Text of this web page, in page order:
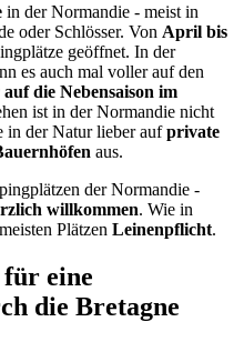
in der Normandie - meist in
oder Schlösser. Von April bis
geöffnet. In der
es auch mal voller auf den
die Nebensaison im
ist in der Normandie nicht
in der Natur lieber aufprivate
aus.
der Normandie -
willkommen. Wie in
Plätzen Leinenpflicht.
für eine
die Bretagne